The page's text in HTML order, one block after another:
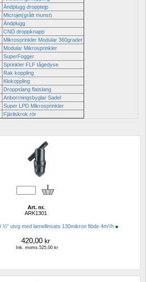
Ändplugg dropptejp
Microjet(grått munst)
Ändplugg
CND droppknapp
Mikrosprinkler Modular 360grader
Modular Mikrosprinkler
SuperFogger
Sprinkler FLF tågedyse
Rak koppling
Klokoppling
Droppslang flatslang
Anborrningsbyglar Sadel
Super LPD Mikrosprinkler
Fjärilskrok rör
Art. nr.
ARK1301
¾" utvg med lamellinsats 130mikron flöde 4m³/h
420,00 kr
Ink. moms.525,00 kr